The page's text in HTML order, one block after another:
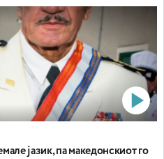
јазик, па македонскиот го